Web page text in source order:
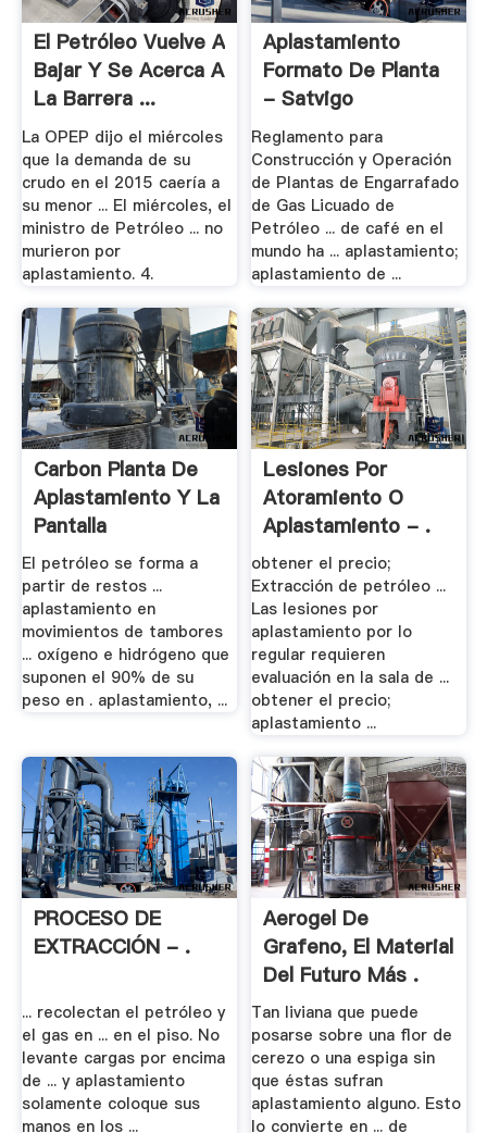
El Petróleo Vuelve A
Bajar Y Se Acerca A
La Barrera ...
La OPEP dijo el miércoles
que la demanda de su
crudo en el 2015 caería a
su menor ... El miércoles, el
ministro de Petróleo ... no
murieron por
aplastamiento. 4.
Aplastamiento
Formato De Planta
- Satvigo
Reglamento para
Construcción y Operación
de Plantas de Engarrafado
de Gas Licuado de
Petróleo ... de café en el
mundo ha ... aplastamiento;
aplastamiento de ...
Carbon Planta De
Aplastamiento Y La
Pantalla
El petróleo se forma a
partir de restos ...
aplastamiento en
movimientos de tambores
... oxígeno e hidrógeno que
suponen el 90% de su
peso en . aplastamiento, ...
Lesiones Por
Atoramiento O
Aplastamiento - .
obtener el precio;
Extracción de petróleo ...
Las lesiones por
aplastamiento por lo
regular requieren
evaluación en la sala de ...
obtener el precio;
aplastamiento ...
PROCESO DE
EXTRACCIÓN - .
... recolectan el petróleo y
el gas en ... en el piso. No
levante cargas por encima
de ... y aplastamiento
solamente coloque sus
manos en los ...
Aerogel De
Grafeno, El Material
Del Futuro Más .
Tan liviana que puede
posarse sobre una flor de
cerezo o una espiga sin
que éstas sufran
aplastamiento alguno. Esto
lo convierte en ... de